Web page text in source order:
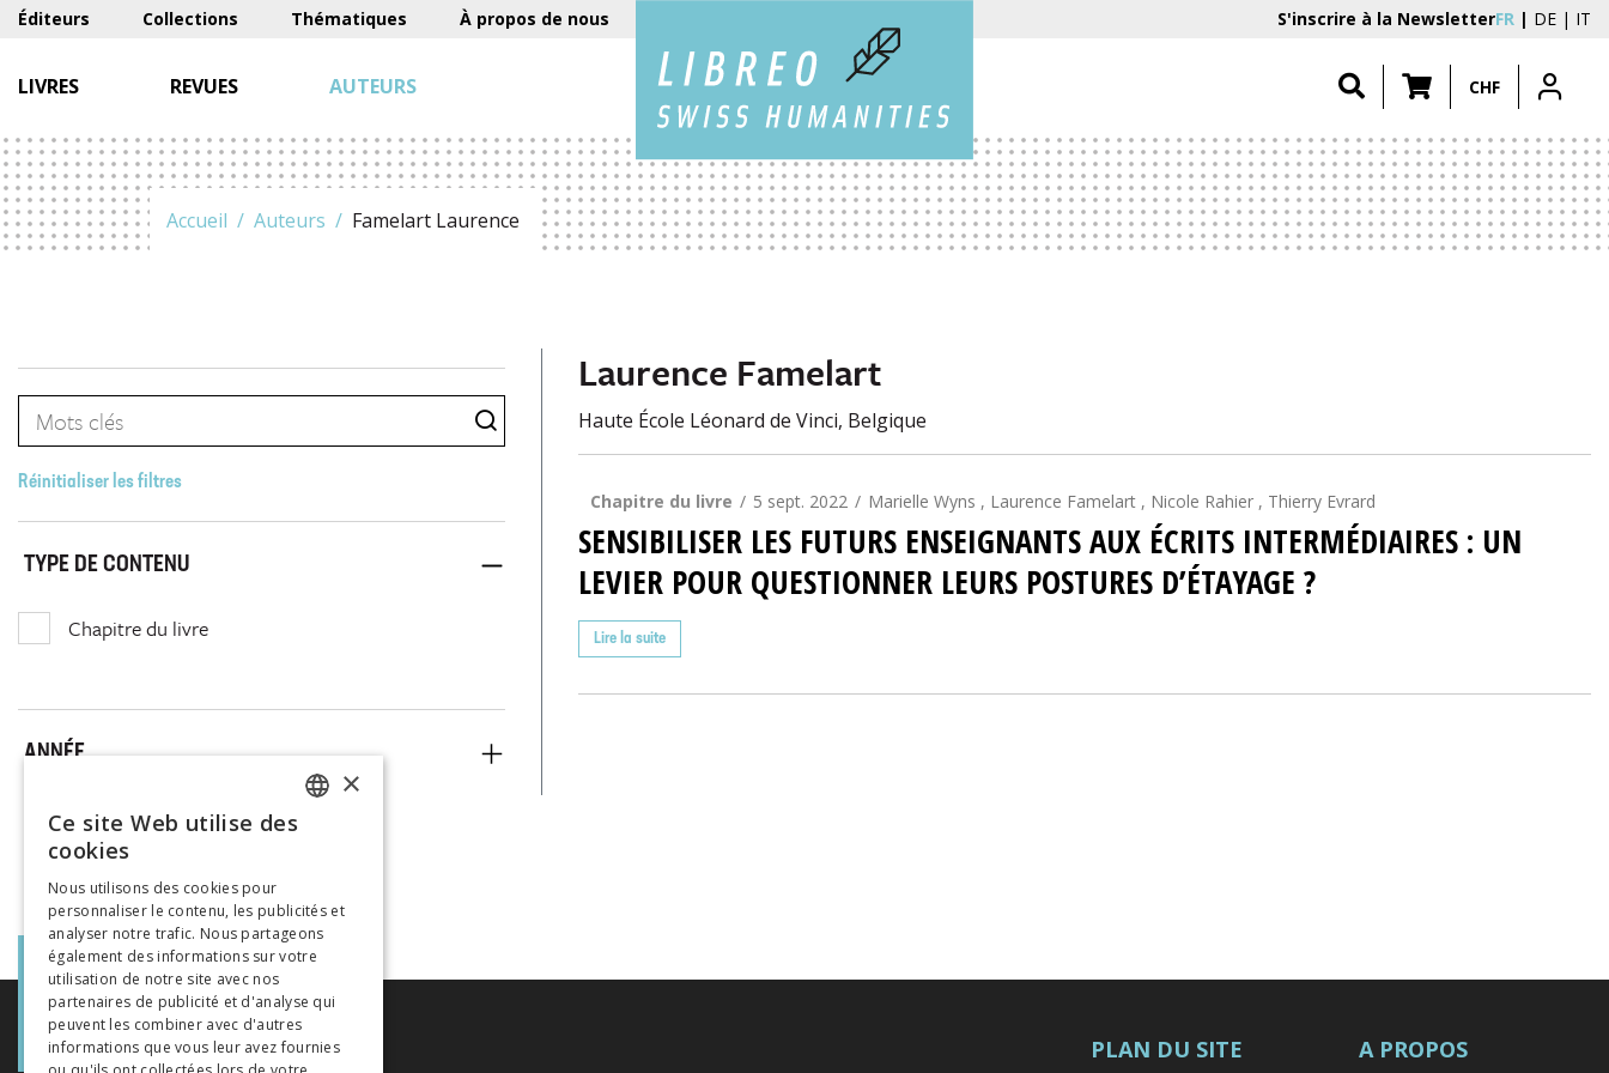
Éditeurs Collections Thématiques À propos de nous S'inscrire à la NewsletterFR DE IT
LIVRES REVUES AUTEURS CHF
Accueil Auteurs Famelart Laurence
Réinitialiser les filtres
TYPE DE CONTENU
Chapitre du livre
ANNÉE
Laurence Famelart
Haute École Léonard de Vinci, Belgique
Chapitre du livre 5 sept. 2022 Marielle Wyns , Laurence Famelart , Nicole Rahier , Thierry Evrard
SENSIBILISER LES FUTURS ENSEIGNANTS AUX ÉCRITS INTERMÉDIAIRES : UN
LEVIER POUR QUESTIONNER LEURS POSTURES D’ÉTAYAGE ?
Lire la suite
PLAN DU SITE A PROPOS
ITALIAN
×
Ce site Web utilise des
cookies
Nous utilisons des cookies pour
personnaliser le contenu, les publicités et
analyser notre trafic. Nous partageons
également des informations sur votre
utilisation de notre site avec nos
partenaires de publicité et d'analyse qui
peuvent les combiner avec d'autres
informations que vous leur avez fournies